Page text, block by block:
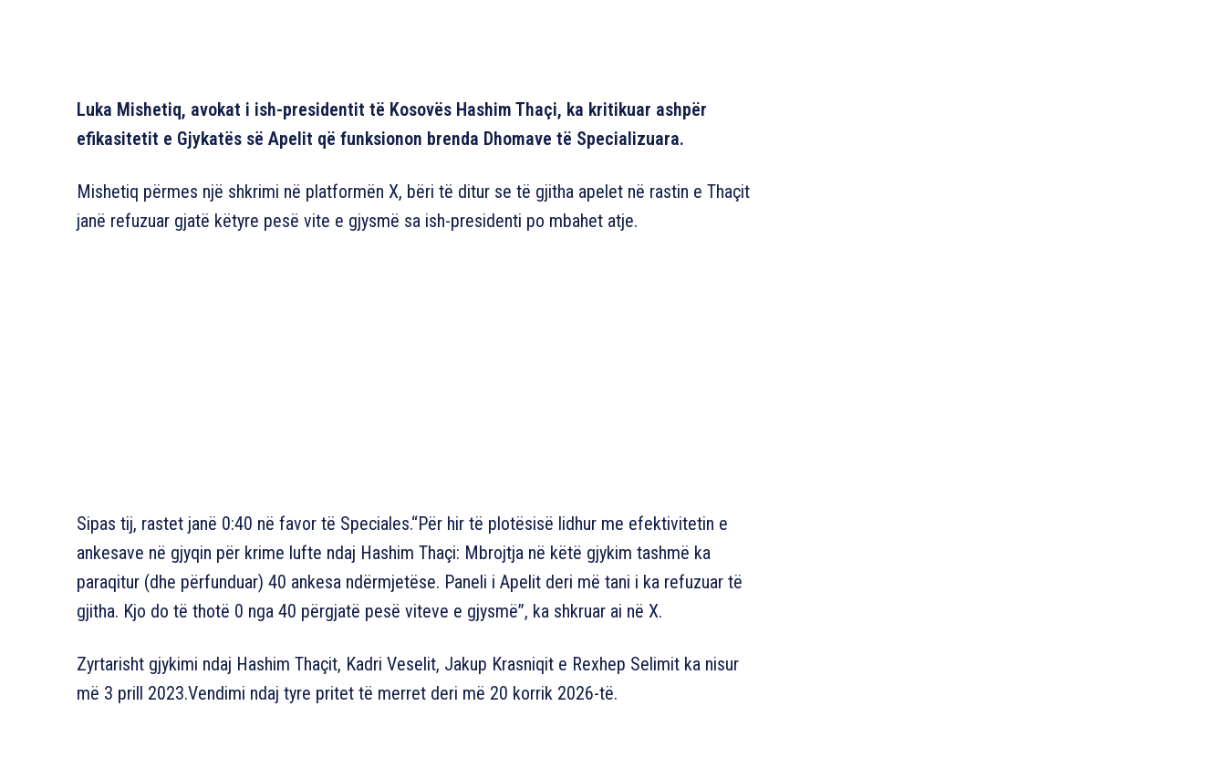
Luka Mishetiq, avokat i ish-presidentit të Kosovës Hashim Thaçi, ka kritikuar ashpër
efikasitetit e Gjykatës së Apelit që funksionon brenda Dhomave të Specializuara.
Mishetiq përmes një shkrimi në platformën X, bëri të ditur se të gjitha apelet në rastin e Thaçit
janë refuzuar gjatë këtyre pesë vite e gjysmë sa ish-presidenti po mbahet atje.
Sipas tij, rastet janë 0:40 në favor të Speciales.“Për hir të plotësisë lidhur me efektivitetin e
ankesave në gjyqin për krime lufte ndaj Hashim Thaçi: Mbrojtja në këtë gjykim tashmë ka
paraqitur (dhe përfunduar) 40 ankesa ndërmjetëse. Paneli i Apelit deri më tani i ka refuzuar të
gjitha. Kjo do të thotë 0 nga 40 përgjatë pesë viteve e gjysmë”, ka shkruar ai në X.
Zyrtarisht gjykimi ndaj Hashim Thaçit, Kadri Veselit, Jakup Krasniqit e Rexhep Selimit ka nisur
më 3 prill 2023.Vendimi ndaj tyre pritet të merret deri më 20 korrik 2026-të.